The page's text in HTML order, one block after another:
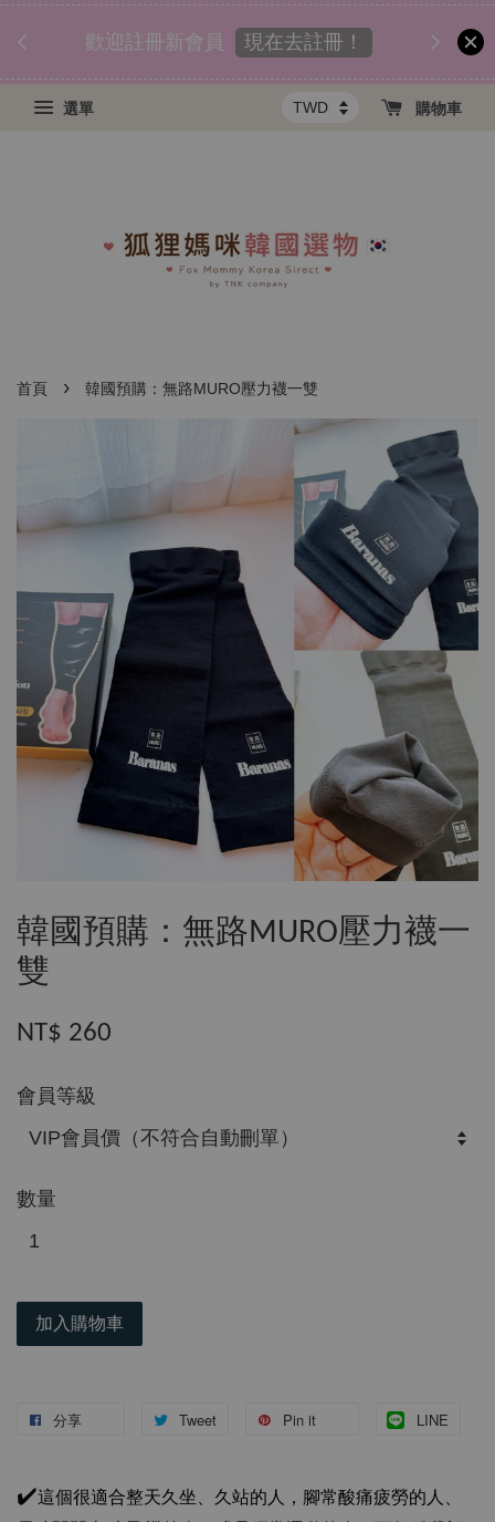
知 歡迎註冊新會員 現在去註冊！
匯款後
選單 購物車
首頁 › 韓國預購：無路MURO壓力襪一雙
韓國預購：無路MURO壓力襪一
雙
NT$ 260
會員等級
數量
加入購物車
分享 Tweet Pin it LINE
✔這個很適合整天久坐、久站的人，腳常酸痛疲勞的人、